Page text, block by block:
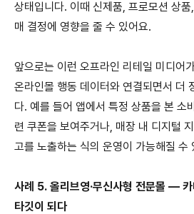
상태입니다. 이때 신제품 프로모션 상품
매 결정에 영향을 줄 수 있어요.
앞으로는 이런 오프라인 리테일 미디어
온라인몰 행동 데이터와 연결되면서 더
다. 예를 들어 앱에서 특정 상품을 본 소
련 쿠폰을 보여주거나 매장 내 디지털
고를 노출하는 식의 운영이 가능해질 수
사례 5. 올리브영·무신사형 전문몰 —
타깃이 되다